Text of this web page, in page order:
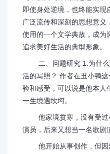
即使身处逆境，也终能实现
广泛流传和深刻的思想意义
使用的一个文学典故，成为
追求美好生活的典型形象。
二、问题研究 1.为什么
活的写照？ 作者在丑小鸭
验和感受，可以说是他本人
一生境遇坎坷。
他家境贫寒，没有受过
演员，后来又想当一名歌剧
他开始从事创作，但因